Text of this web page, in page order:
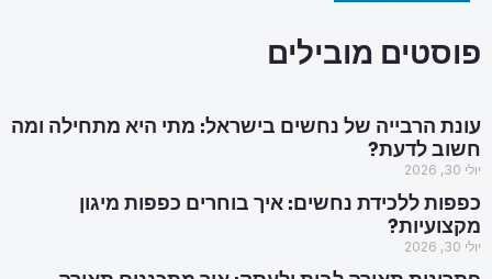
פוסטים מובילים
עונת הרבייה של נחשים בישראל: מתי היא מתחילה ומה
חשוב לדעת?
יולי 30, 2026
כפפות ללכידת נחשים: איך בוחרים כפפות מיגון
מקצועיות?
יולי 30, 2026